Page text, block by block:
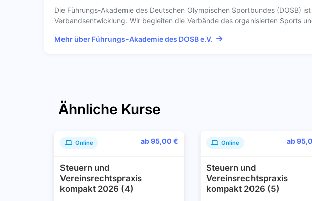
Die Führungs-Akademie des Deutschen Olympischen Sportbundes (DOSB)
Verbandsentwicklung. Wir begleiten die Verbände des organisierten Sports
Mehr über Führungs-Akademie des DOSB e.V.
Ähnliche Kurse
Online ab 95,00 €
Steuern und
Vereinsrechtspraxis
kompakt 2026 (4)
Online ab
Steuern und
Vereinsrechtspraxis
kompakt 2026 (5)